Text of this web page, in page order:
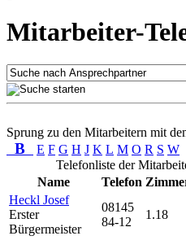
Mitarbeiter-
Sprung zu den Mitarbeitern mit
B E F G H J K L M O R S W
Telefonliste der
Name
Telefon
Heckl Josef
Erster
Bürgermeister
08145
84-12
1.18